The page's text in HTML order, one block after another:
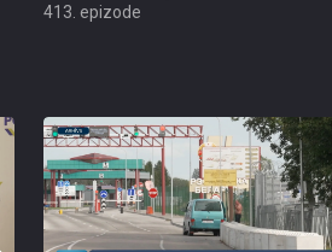
413. epizode